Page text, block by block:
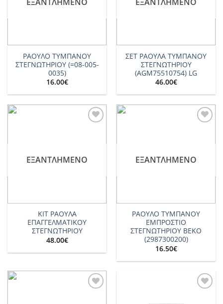
ΡΑΟΥΛΟ ΤΥΜΠΑΝΟΥ
ΣΤΕΓΝΩΤΗΡΙΟΥ (=08-005-
0035)
16.00€
ΣΕΤ ΡΑΟΥΛΑ ΤΥΜΠΑΝΟΥ
ΣΤΕΓΝΩΤΗΡΙΟΥ
(AGM75510754) LG
46.00€
ΕΞΑΝΤΛΗΜΈΝΟ
KIT ΡΑΟΥΛΑ
ΕΠΑΓΓΕΛΜΑΤΙΚΟΥ
ΣΤΕΓΝΩΤΗΡΙΟΥ
48.00€
ΕΞΑΝΤΛΗΜΈΝΟ
ΡΑΟΥΛΟ ΤΥΜΠΑΝΟΥ
ΕΜΠΡΟΣΤΙΟ
ΣΤΕΓΝΩΤΗΡΙΟΥ BEKO
(2987300200)
16.50€